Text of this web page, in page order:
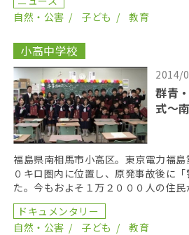
自然・公害
子ども 教育
小高中学校
2014/
群青
式〜
福島県南相馬市小高区。東京電力福
０キロ圏内に位置し、原発事故後に
た。今もおよそ１万２０００人の住
る。その小高区で唯一の中学校だった
[…]
ドキュメンタリー
自然・公害
子ども 教育